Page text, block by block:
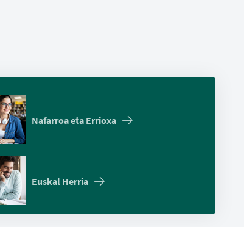
Nafarroa eta Errioxa
Euskal Herria